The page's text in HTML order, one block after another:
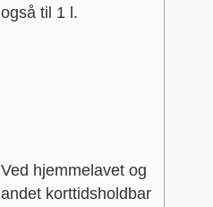
også til 1 l.
Ved hjemmelavet og
andet korttidsholdbar